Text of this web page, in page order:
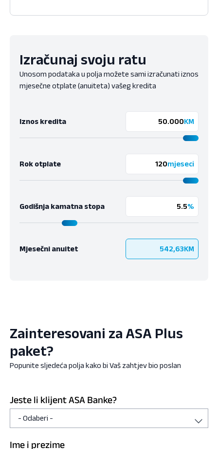
Izračunaj svoju ratu
Unosom podataka u polja možete sami izračunati iznos
mjesečne otplate (anuiteta) vašeg kredita
Iznos kredita KM
Rok otplate mjeseci
Godišnja kamatna stopa %
Mjesečni anuitet 542,63KM
Zainteresovani za ASA Plus
paket?
Popunite sljedeća polja kako bi Vaš zahtjev bio poslan
Jeste li klijent ASA Banke?
Ime i prezime